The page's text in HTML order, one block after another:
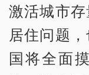
激活城市
居住问题
国将全面